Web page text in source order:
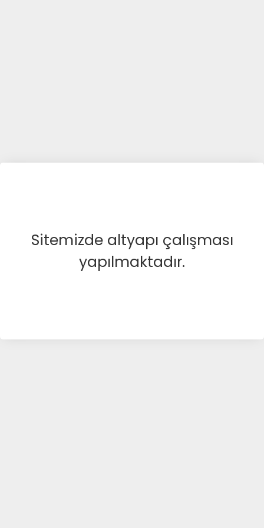
Sitemizde altyapı çalışması
yapılmaktadır.